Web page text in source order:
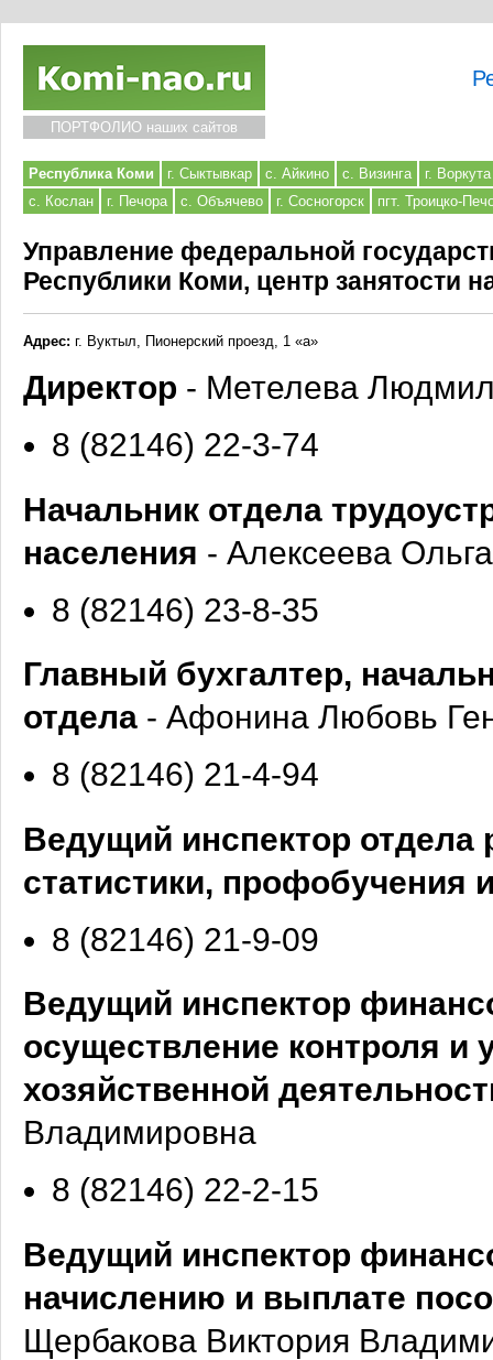
ПОРТФОЛИО наших сайтов
Республика Коми г. Сыктывкар с. Айкино с. Визинга
г. Воркута
с. Кослан
г. Печора с. Объячево г. Сосногорск пгт. Троицко-
Управление федеральной
Республики Коми, центр занятости
Адрес: г. Вуктыл, Пионерский проезд, 1 «а»
Директор - Метелева
8 (82146) 22-3-74
Начальник отдела
населения - Алексеева
8 (82146) 23-8-35
Главный бухгалтер,
отдела - Афонина Любовь
8 (82146) 21-4-94
Ведущий инспектор отдела
статистики, профобучения
8 (82146) 21-9-09
Ведущий инспектор
осуществление контроля и
хозяйственной
Владимировна
8 (82146) 22-2-15
Ведущий инспектор
начислению и выплате
Щербакова Виктория